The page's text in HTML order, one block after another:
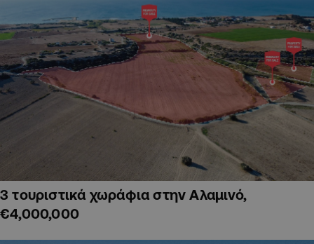
3 τουριστικά χωράφια στην Αλαμινό,
€4,000,000